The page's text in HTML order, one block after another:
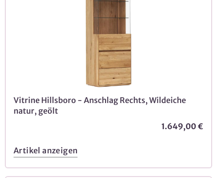
Vitrine Hillsboro - Anschlag Rechts, Wildeiche
natur, geölt
1.649,00 €
Artikel anzeigen